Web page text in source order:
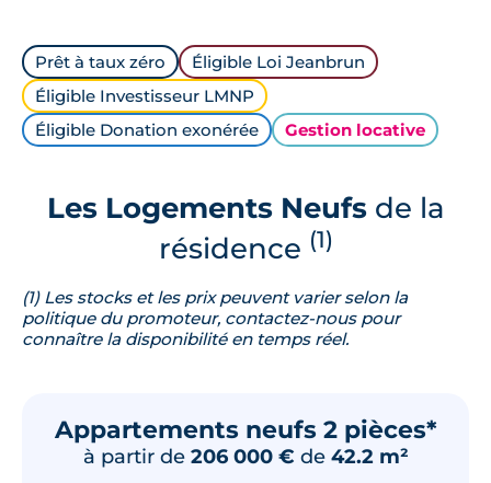
Prêt à taux zéro
Éligible Loi Jeanbrun
Éligible Investisseur LMNP
Éligible Donation exonérée
Gestion locative
Les Logements Neufsde la
résidence (1)
(1) Les stocks et les prix peuvent varier selon la
politique du promoteur, contactez-nous pour
connaître la disponibilité en temps réel.
Appartements neufs 2 pièces*
à partir de 206 000 € de 42.2 m²